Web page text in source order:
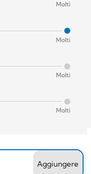
Molti
Molti
Molti
Molti
Aggiungere